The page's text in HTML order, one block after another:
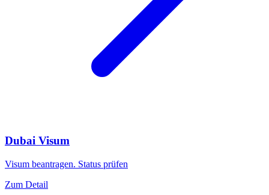
Dubai Visum
Visum beantragen. Status prüfen
Zum Detail